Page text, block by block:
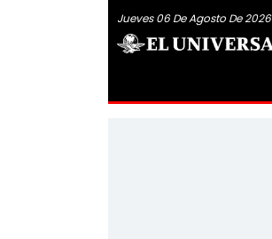
Jueves 06 De Agosto De 2026